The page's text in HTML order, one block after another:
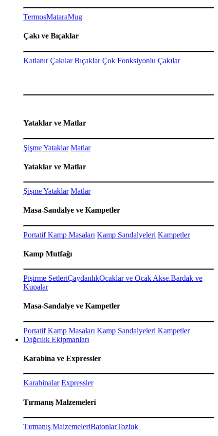
TermosMataraMug
Çakı ve Bıçaklar
Katlanır Çakılar Bıçaklar Çok Fonksiyonlu Çakılar
Yataklar ve Matlar
Şişme Yataklar Matlar
Yataklar ve Matlar
Şişme Yataklar Matlar
Masa-Sandalye ve Kampetler
Portatif Kamp Masaları Kamp Sandalyeleri Kampetler
Kamp Mutfağı
Pişirme SetleriÇaydanlıkOcaklar ve Ocak Akse.Bardak ve
Kupalar
Masa-Sandalye ve Kampetler
Portatif Kamp Masaları Kamp Sandalyeleri Kampetler
Dağcılık Ekipmanları
Karabina ve Expressler
Karabinalar Expressler
Tırmanış Malzemeleri
Tırmanış MalzemeleriBatonlarTozluk